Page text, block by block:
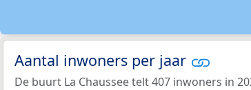
Aantal inwoners per jaar
De buurt La Chaussee telt 407 inwoners in